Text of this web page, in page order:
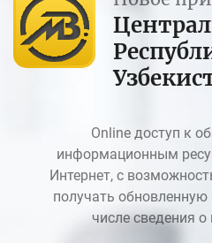
Online доступ к
информационным
Интернет, с
получать
числе сведения